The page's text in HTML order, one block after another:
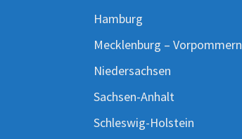
Hamburg
Mecklenburg – Vorpommern
Niedersachsen
Sachsen-Anhalt
Schleswig-Holstein